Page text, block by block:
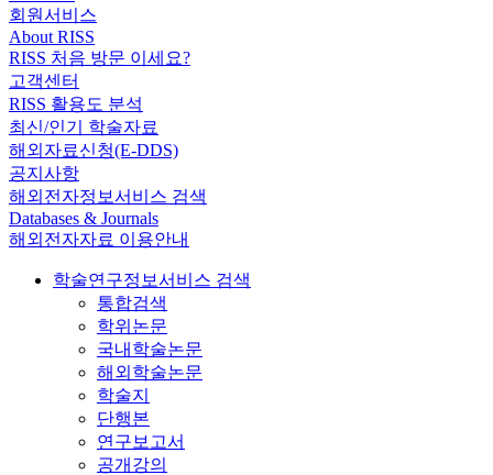
회원서비스
About RISS
RISS 처음 방문 이세요?
고객센터
RISS 활용도 분석
최신/인기 학술자료
해외자료신청(E-DDS)
공지사항
해외전자정보서비스 검색
Databases & Journals
해외전자자료 이용안내
학술연구정보서비스 검색
통합검색
학위논문
국내학술논문
해외학술논문
학술지
단행본
연구보고서
공개강의